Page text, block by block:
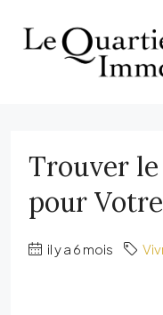
Trouver
pour
il y a 6 mois